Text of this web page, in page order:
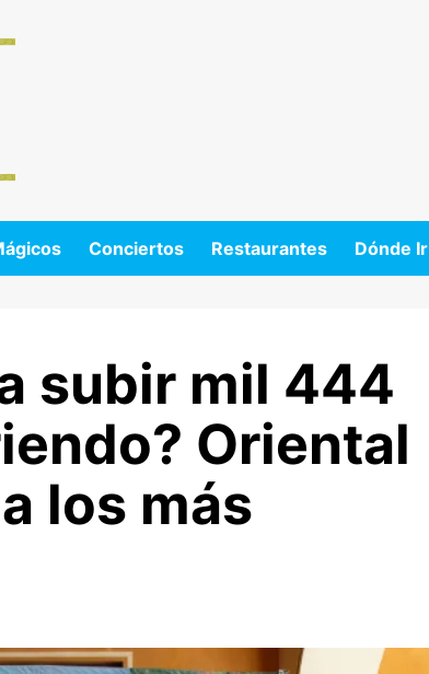
Conciertos Restaurantes Dónde Ir
subir mil 444
Oriental
los más